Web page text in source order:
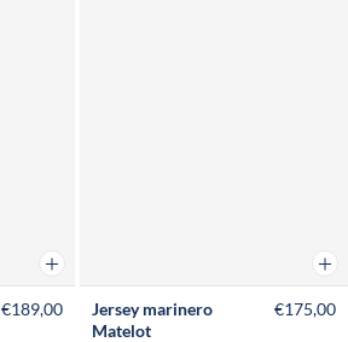
Añadir a la cesta
€189,00
Jersey marinero
Matelot
€175,00